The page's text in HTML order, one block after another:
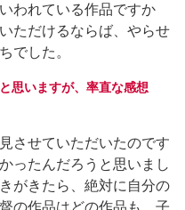
われている作品ですか
ただけるならば、やらせ
でした。
思いますが、率直な感想
させていただいたのです
ったんだろうと思いまし
がきたら、絶対に自分の
の作品はどの作品も、子